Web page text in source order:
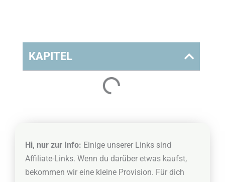
KAPITEL
Hi, nur zur Info: Einige unserer Links sind
Affiliate-Links. Wenn du darüber etwas kaufst,
bekommen wir eine kleine Provision. Für dich